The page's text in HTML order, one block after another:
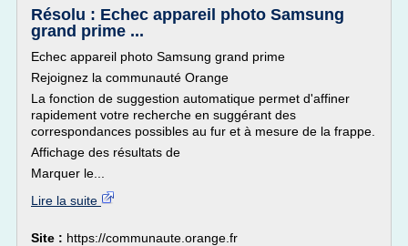
Résolu : Echec appareil photo Samsung
grand prime ...
Echec appareil photo Samsung grand prime
Rejoignez la communauté Orange
La fonction de suggestion automatique permet d'affiner
rapidement votre recherche en suggérant des
correspondances possibles au fur et à mesure de la frappe.
Affichage des résultats de
Marquer le...
Lire la suite
Site : https://communaute.orange.fr